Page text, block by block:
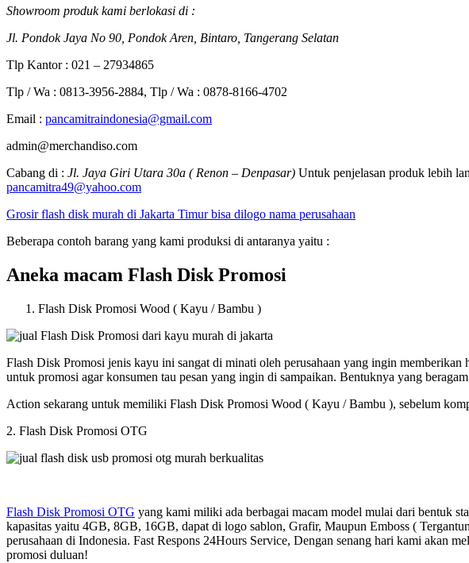
Showroom produk kami berlokasi di :
Jl. Pondok Jaya No 90, Pondok Aren, Bintaro, Tangerang Selatan
Tlp Kantor : 021 – 27934865
Tlp / Wa : 0813-3956-2884, Tlp / Wa : 0878-8166-4702
Email : pancamitraindonesia@gmail.com
admin@merchandiso.com
Cabang di : Jl. Jaya Giri Utara 30a ( Renon – Denpasar) Untuk penjelasan produk lebih
pancamitra49@yahoo.com
Grosir flash disk murah di Jakarta Timur bisa dilogo nama perusahaan
Beberapa contoh barang yang kami produksi di antaranya yaitu :
Aneka macam Flash Disk Promosi
Flash Disk Promosi Wood ( Kayu / Bambu )
Flash Disk Promosi jenis kayu ini sangat di minati oleh perusahaan yang ingin
untuk promosi agar konsumen tau pesan yang ingin di sampaikan. Bentuknya yang
Action sekarang untuk memiliki Flash Disk Promosi Wood ( Kayu / Bambu ), sebelum
2. Flash Disk Promosi OTG
Flash Disk Promosi OTG yang kami miliki ada berbagai macam model mulai dari bentuk
kapasitas yaitu 4GB, 8GB, 16GB, dapat di logo sablon, Grafir, Maupun Emboss (
perusahaan di Indonesia. Fast Respons 24Hours Service, Dengan senang hari kami akan
promosi duluan!